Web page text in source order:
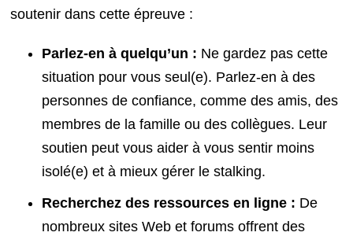
soutenir dans cette épreuve :
Parlez-en à quelqu’un : Ne gardez pas cette
situation pour vous seul(e). Parlez-en à des
personnes de confiance, comme des amis, des
membres de la famille ou des collègues. Leur
soutien peut vous aider à vous sentir moins
isolé(e) et à mieux gérer le stalking.
Recherchez des ressources en ligne : De
nombreux sites Web et forums offrent des